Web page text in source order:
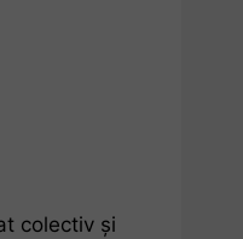
colectiv și